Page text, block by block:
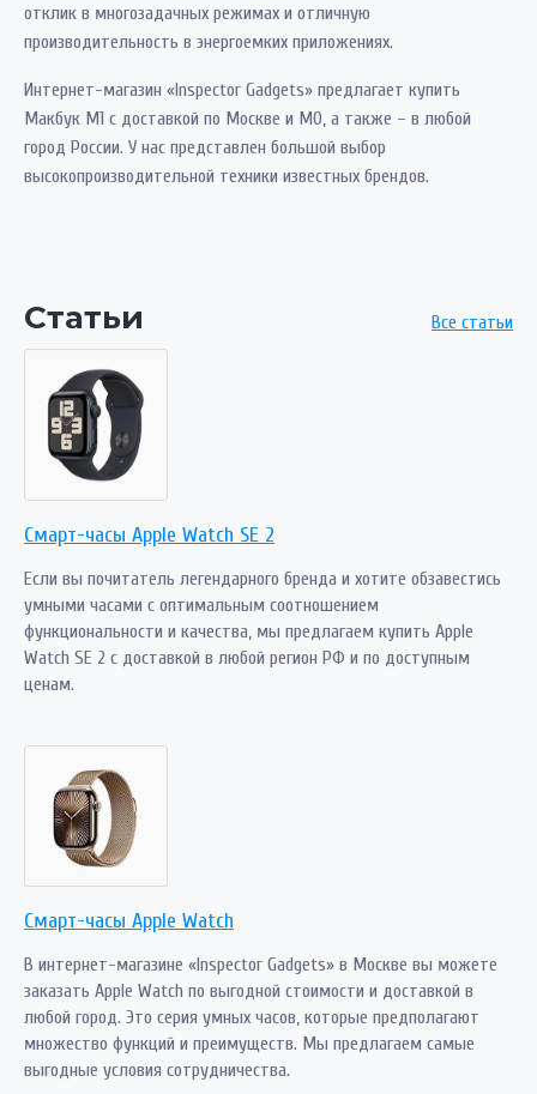
отклик в многозадачных режимах и отличную
производительность в энергоемких приложениях.
Интернет-магазин «Inspector Gadgets» предлагает купить
Макбук М1 с доставкой по Москве и МО, а также – в любой
город России. У нас представлен большой выбор
высокопроизводительной техники известных брендов.
Статьи Все статьи
Смарт-часы Apple Watch SE 2
Если вы почитатель легендарного бренда и хотите обзавестись
умными часами с оптимальным соотношением
функциональности и качества, мы предлагаем купить Apple
Watch SE 2 с доставкой в любой регион РФ и по доступным
ценам.
Смарт-часы Apple Watch
В интернет-магазине «Inspector Gadgets» в Москве вы можете
заказать Apple Watch по выгодной стоимости и доставкой в
любой город. Это серия умных часов, которые предполагают
множество функций и преимуществ. Мы предлагаем самые
выгодные условия сотрудничества.